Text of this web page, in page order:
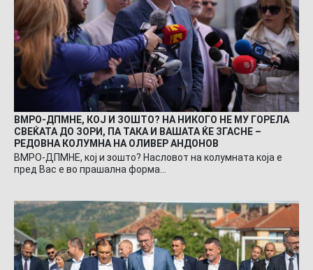
ВМРО-ДПМНЕ, КОЈ И ЗОШТО? НА НИКОГО НЕ МУ ГОРЕЛА
СВЕЌАТА ДО ЗОРИ, ПА ТАКА И ВАШАТА ЌЕ ЗГАСНЕ –
РЕДОВНА КОЛУМНА НА ОЛИВЕР АНДОНОВ
ВМРО-ДПМНЕ, кој и зошто? Насловот на колумната која е
пред Вас е во прашална форма…